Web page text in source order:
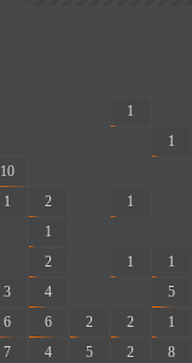
1
1
10
1 2 1
1
2 1
1
3 4
5
6 6 2 2
1
7 4 5 2
8